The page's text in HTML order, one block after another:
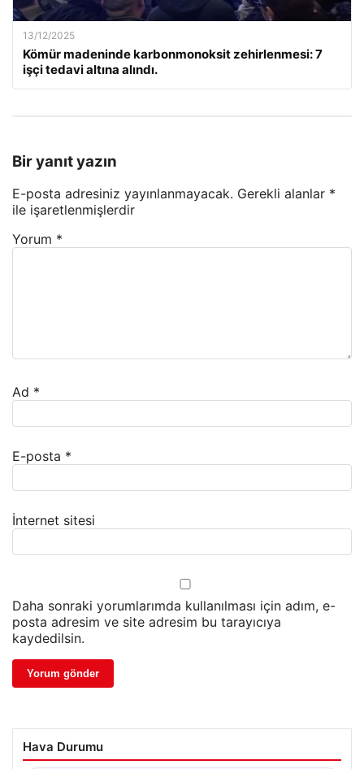
13/12/2025
Kömür madeninde karbonmonoksit zehirlenmesi: 7
işçi tedavi altına alındı.
Bir yanıt yazın
E-posta adresiniz yayınlanmayacak. Gerekli alanlar *
ile işaretlenmişlerdir
Yorum *
Ad *
E-posta *
İnternet sitesi
Daha sonraki yorumlarımda kullanılması için adım, e-
posta adresim ve site adresim bu tarayıcıya
kaydedilsin.
Hava Durumu